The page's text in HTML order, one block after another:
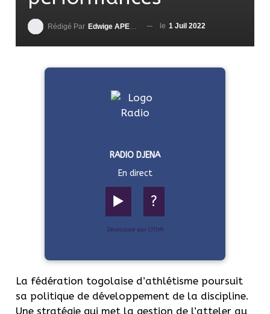
Rédigé Par Edwige APEDO le 1 Juil 2022
RADIO DJENA
En direct
▶️ ?
Développé par OTIYA
La fédération togolaise d’athlétisme poursuit
sa politique de développement de la discipline.
Une stratégie qui met la gestion de l’atteler au